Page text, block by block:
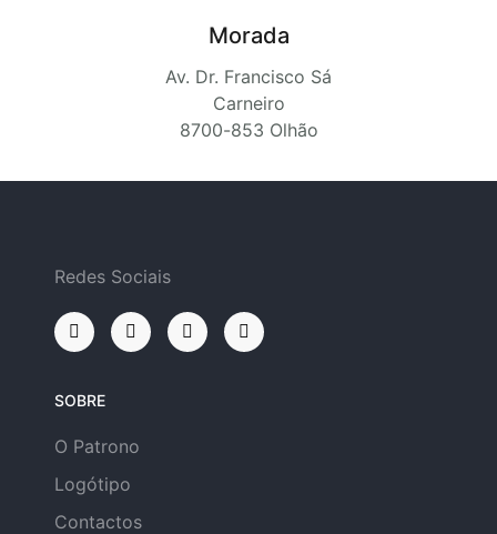
Morada
Av. Dr. Francisco Sá
Carneiro
8700-853 Olhão
Redes Sociais
SOBRE
O Patrono
Logótipo
Contactos